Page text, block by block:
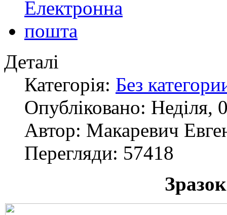
Деталі
Категорія: Без
Опубліковано: Неділя,
Автор: Макаревич
Перегляди: 57418